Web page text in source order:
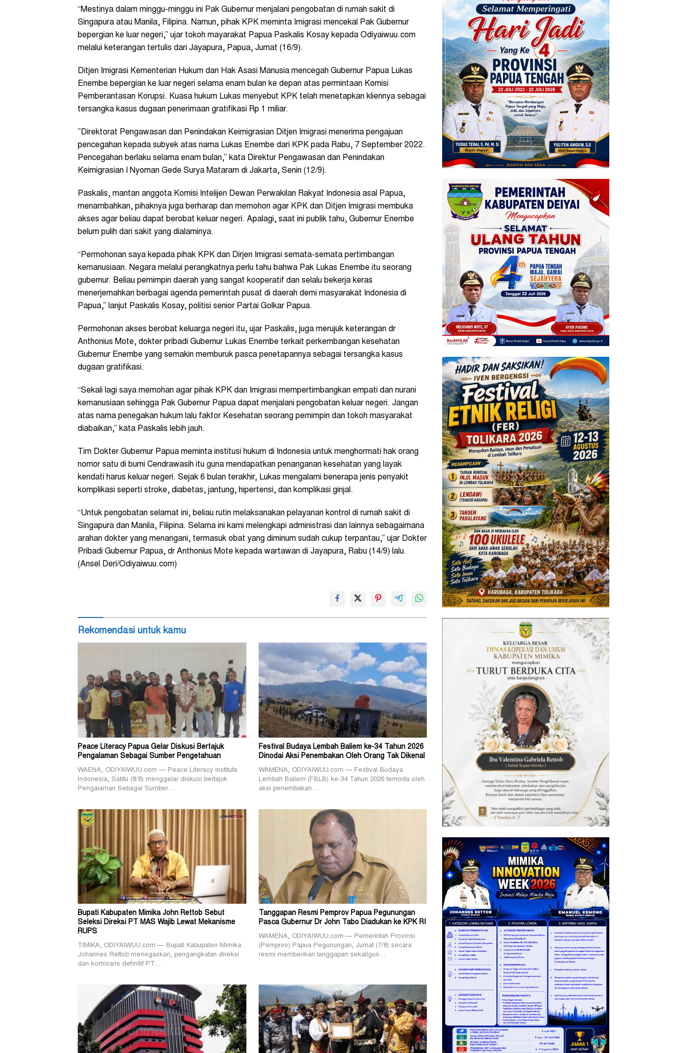
“Mestinya dalam minggu-minggu ini Pak Gubernur menjalani pengobatan di rumah sakit di
Singapura atau Manila, Filipina. Namun, pihak KPK meminta Imigrasi mencekal Pak Gubernur
bepergian ke luar negeri,” ujar tokoh mayarakat Papua Paskalis Kosay kepada Odiyaiwuu.com
melalui keterangan tertulis dari Jayapura, Papua, Jumat (16/9).
Ditjen Imigrasi Kementerian Hukum dan Hak Asasi Manusia mencegah Gubernur Papua Lukas
Enembe bepergian ke luar negeri selama enam bulan ke depan atas permintaan Komisi
Pemberantasan Korupsi. Kuasa hukum Lukas menyebut KPK telah menetapkan kliennya sebagai
tersangka kasus dugaan penerimaan gratifikasi Rp 1 miliar.
”Direktorat Pengawasan dan Penindakan Keimigrasian Ditjen Imigrasi menerima pengajuan
pencegahan kepada subyek atas nama Lukas Enembe dari KPK pada Rabu, 7 September 2022.
Pencegahan berlaku selama enam bulan,” kata Direktur Pengawasan dan Penindakan
Keimigrasian I Nyoman Gede Surya Mataram di Jakarta, Senin (12/9).
Paskalis, mantan anggota Komisi Intelijen Dewan Perwakilan Rakyat Indonesia asal Papua,
menambahkan, pihaknya juga berharap dan memohon agar KPK dan Ditjen Imigrasi membuka
akses agar beliau dapat berobat keluar negeri. Apalagi, saat ini publik tahu, Gubernur Enembe
belum pulih dari sakit yang dialaminya.
“Permohonan saya kepada pihak KPK dan Dirjen Imigrasi semata-semata pertimbangan
kemanusiaan. Negara melalui perangkatnya perlu tahu bahwa Pak Lukas Enembe itu seorang
gubernur. Beliau pemimpin daerah yang sangat kooperatif dan selalu bekerja keras
menerjemahkan berbagai agenda pemerintah pusat di daerah demi masyarakat Indonesia di
Papua,” lanjut Paskalis Kosay, politisi senior Partai Golkar Papua.
Permohonan akses berobat keluarga negeri itu, ujar Paskalis, juga merujuk keterangan dr
Anthonius Mote, dokter pribadi Gubernur Lukas Enembe terkait perkembangan kesehatan
Gubernur Enembe yang semakin memburuk pasca penetapannya sebagai tersangka kasus
dugaan gratifikasi.
“Sekali lagi saya memohan agar pihak KPK dan Imigrasi mempertimbangkan empati dan nurani
kemanusiaan sehingga Pak Gubernur Papua dapat menjalani pengobatan keluar negeri. Jangan
atas nama penegakan hukum lalu faktor Kesehatan seorang pemimpin dan tokoh masyarakat
diabaikan,” kata Paskalis lebih jauh.
Tim Dokter Gubernur Papua meminta institusi hukum di Indonesia untuk menghormati hak orang
nomor satu di bumi Cendrawasih itu guna mendapatkan penanganan kesehatan yang layak
kendati harus keluar negeri. Sejak 6 bulan terakhir, Lukas mengalami benerapa jenis penyakit
komplikasi seperti stroke, diabetas, jantung, hipertensi, dan komplikasi ginjal.
“Untuk pengobatan selamat ini, beliau rutin melaksanakan pelayanan kontrol di rumah sakit di
Singapura dan Manila, Filipina. Selama ini kami melengkapi administrasi dan lainnya sebagaimana
arahan dokter yang menangani, termasuk obat yang diminum sudah cukup terpantau,” ujar Dokter
Pribadi Gubernur Papua, dr Anthonius Mote kepada wartawan di Jayapura, Rabu (14/9) lalu.
(Ansel Deri/Odiyaiwuu.com)
Rekomendasi untuk kamu
Peace Literacy Papua Gelar Diskusi Bertajuk
Pengalaman Sebagai Sumber Pengetahuan
WAENA, ODIYAIWUU.com — Peace Literacy Institute
Indonesia, Sabtu (8/8) menggelar diskusi bertajuk
Pengalaman Sebagai Sumber…
Festival Budaya Lembah Baliem ke-34 Tahun 2026
Dinodai Aksi Penembakan Oleh Orang Tak Dikenal
WAMENA, ODIYAIWUU.com — Festival Budaya
Lembah Baliem (FBLB) ke-34 Tahun 2026 ternoda oleh
aksi penembakan…
Bupati Kabupaten Mimika John Rettob Sebut
Seleksi Direksi PT MAS Wajib Lewat Mekanisme
RUPS
TIMIKA, ODIYAIWUU.com — Bupati Kabupaten Mimika
Johannes Rettob menegaskan, pengangkatan direksi
dan komisaris definitif PT…
Tanggapan Resmi Pemprov Papua Pegunungan
Pasca Gubernur Dr John Tabo Diadukan ke KPK RI
WAMENA, ODIYAIWUU.com — Pemerintah Provinsi
(Pemprov) Papua Pegunungan, Jumat (7/8) secara
resmi memberikan tanggapan sekaligus…